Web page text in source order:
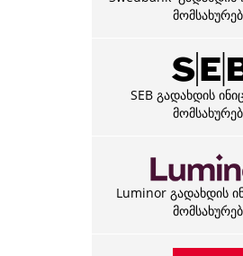
SEB გადახდის
Luminor გადახდის